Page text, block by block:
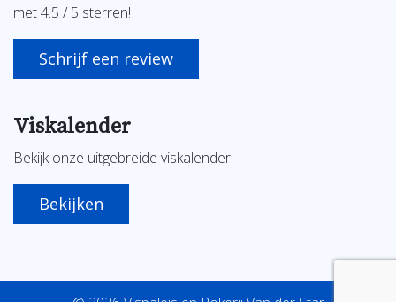
met 4.5 / 5 sterren!
Schrijf een review
Viskalender
Bekijk onze uitgebreide viskalender.
Bekijken